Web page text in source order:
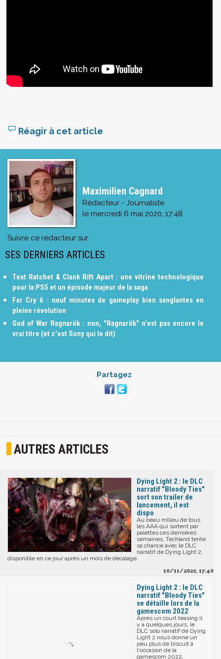
Réagir à cet article
Maximilien Cagnard
Rédacteur - Journaliste
le mercredi 6 mai 2020, 17:48
Suivre ce rédacteur sur
SES DERNIERS ARTICLES
Test Ratchet & Clank Rift Apart : une vitrine technologique
pour la PS5 et un épisode majeur de la saga
Far Cry 6 : neuf minutes de gameplay bien sanglantes en
pleine révolution
God of War Ragnarök : non, "Ragnarök" n'est pas encore le
vrai titre (et c'est Sony qui le dit)
Partagez
AUTRES ARTICLES
Dying Light 2 : le DLC
narratif "Bloody Ties"
sort son trailer de
lancement, il est
dispo
Au beau milieu de tous
les AAA qui sortent par
palettes ces dernières
semaines, Techland tente
sa chance avec le DLC
narratif de Dying Light 2,
disponible en ce jour après un mois de décalage.
10/11/2022, 17:40
Dying Light 2 : le DLC
narratif "Bloody Ties"
se détaille lors de la
gamescom 2022
Après un court teasing il
y a quelques jours, le
DLC solo narratif de Dying
Light 2 nous donne un
peu plus de biscuit à
l'occasion de la
gamescom 2022.